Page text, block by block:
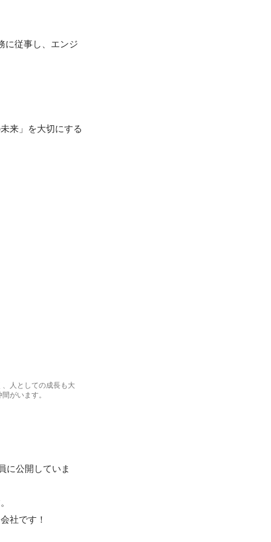
に従事し、エンジ
来」を大切にする
人としての成長も大
がいます。
に公開していま
社です！